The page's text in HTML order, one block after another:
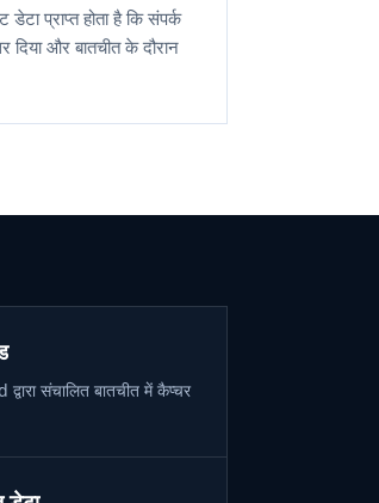
डेटा प्राप्त होता है कि संपर्क
दिया और बातचीत के दौरान
संचालित बातचीत में कैप्चर